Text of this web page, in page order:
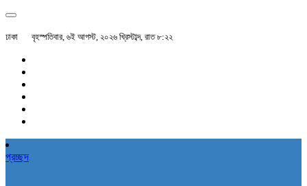
ঢাকা বৃহস্পতিবার, ৬ই আগস্ট, ২০২৬ খ্রিস্টাব্দ, রাত ৮:২২
প্রচ্ছদ